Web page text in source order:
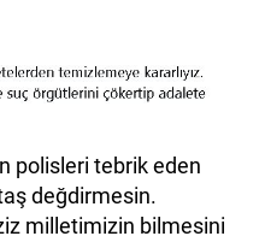
polisleri tebrik eden
değdirmesin.
milletimizin bilmesini